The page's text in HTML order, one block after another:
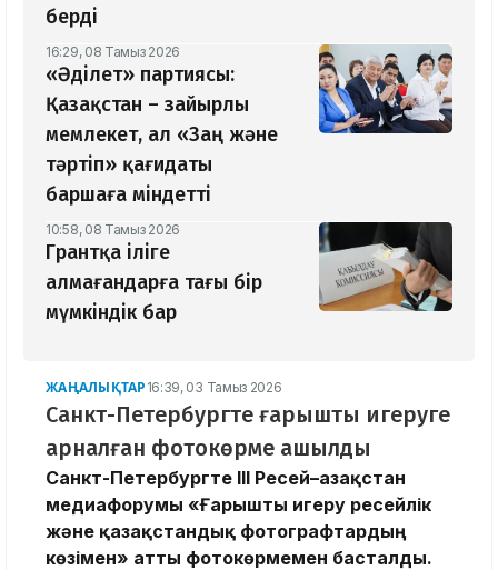
берді
16:29, 08 Тамыз 2026
«Әділет» партиясы:
Қазақстан – зайырлы
мемлекет, ал «Заң және
тәртіп» қағидаты
баршаға міндетті
10:58, 08 Тамыз 2026
Грантқа іліге
алмағандарға тағы бір
мүмкіндік бар
ЖАҢАЛЫҚТАР 16:39, 03 Тамыз 2026
Санкт-Петербургте ғарышты игеруге
арналған фотокөрме ашылды
Санкт-Петербургте III Ресей–Қазақстан
медиафорумы «Ғарышты игеру ресейлік
және қазақстандық фотографтардың
көзімен» атты фотокөрмемен басталды.